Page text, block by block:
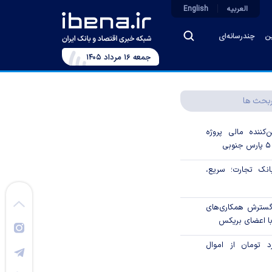
چندرسانه‌ای
العربیه English
جمعه ۱۶ مرداد ۱۴۰۵
ها
مالی پروژه
تجارت؛ سریع،
گسترش همکاری‌های
اعضای بریکس
میلیارد تومان از اموال